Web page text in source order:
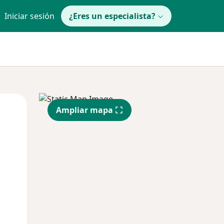
Iniciar sesión ¿Eres un especialista?
Mié
12 Ago
Jue
13 Ago
Ampliar mapa